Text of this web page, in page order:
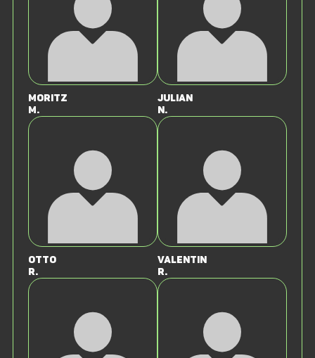
Moritz
M.
Julian
N.
Otto
R.
Valentin
R.